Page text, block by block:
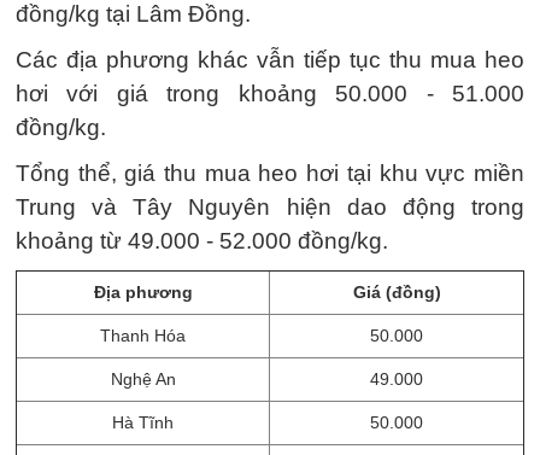
đồng/kg tại Lâm Đồng.
Các địa phương khác vẫn tiếp tục thu mua heo
hơi với giá trong khoảng 50.000 - 51.000
đồng/kg.
Tổng thể, giá thu mua heo hơi tại khu vực miền
Trung và Tây Nguyên hiện dao động trong
khoảng từ 49.000 - 52.000 đồng/kg.
Địa phương Giá (đồng)
Thanh Hóa 50.000
Nghệ An 49.000
Hà Tĩnh 50.000